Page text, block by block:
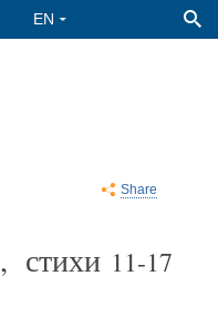
Share
, стихи 11-17